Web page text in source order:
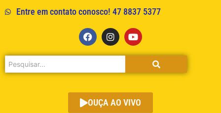
Entre em contato conosco! 47 8837 5377
OUÇA AO VIVO